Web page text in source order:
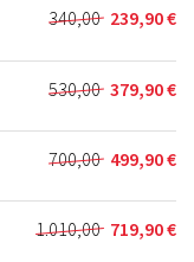
340,00
Le
prix
initial
était :
340,00 €.
239,90€
Le
prix
actuel
est :
239,90 €.
530,00
Le
prix
initial
était :
530,00 €.
379,90€
Le
prix
actuel
est :
379,90 €.
700,00
Le
prix
initial
était :
499,90€
Le
prix
actuel
est :
1.010,00
Le 719,90€
Le